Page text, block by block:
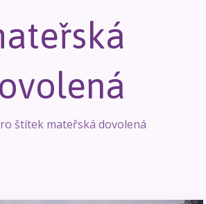
štítek mateřská dovolená